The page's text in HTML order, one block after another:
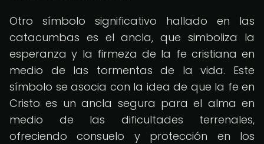
Otro símbolo significativo hallado en las
catacumbas es el ancla, que simboliza la
esperanza y la firmeza de la fe cristiana en
medio de las tormentas de la vida. Este
símbolo se asocia con la idea de que la fe en
Cristo es un ancla segura para el alma en
medio de las dificultades terrenales,
ofreciendo consuelo y protección en los